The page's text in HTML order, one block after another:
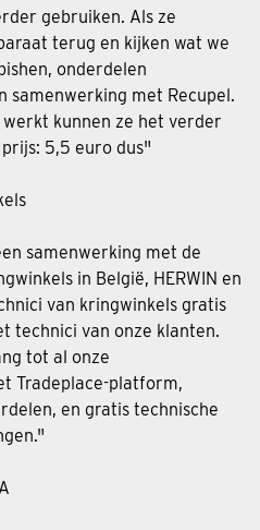
gebruiken. Als ze
terug en kijken wat we
onderdelen
samenwerking met Recupel.
kunnen ze het verder
5,5 euro dus"
samenwerking met de
in België, HERWIN en
van kringwinkels gratis
technici van onze klanten.
tot al onze
Tradeplace-platform,
en gratis technische